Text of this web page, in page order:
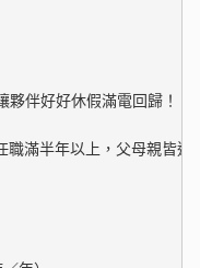
伴好好休假滿電回歸！
滿半年以上，父母親皆適